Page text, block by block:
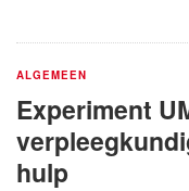
ALGEMEEN
Experiment
hulp